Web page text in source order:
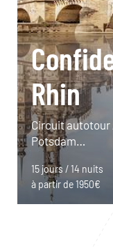
Rhin
Circuit autotour
Potsdam…
15 jours / 14 nuits
à partir de 1950€